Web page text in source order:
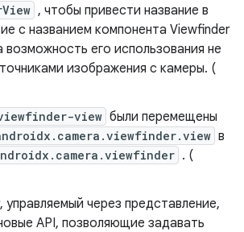
, чтобы привести название в
с названием компонента Viewfinder
возможность его использования не
изображения с камеры. (
view были перемещены
в
. (
управляемый через представление,
API, позволяющие задавать